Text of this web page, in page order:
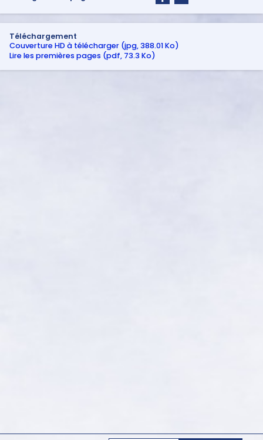
Téléchargement
Couverture HD à télécharger (jpg, 388.01 Ko)
Lire les premières pages (pdf, 73.3 Ko)